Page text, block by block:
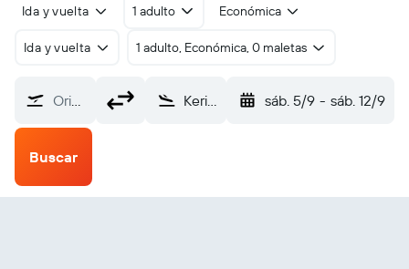
Ida y vuelta 1 adulto Económica
Ida y vuelta 1 adulto, Económica, 0 maletas
Origen Kerikeri (KKE) sáb. 5/9 - sáb. 12/9
Buscar